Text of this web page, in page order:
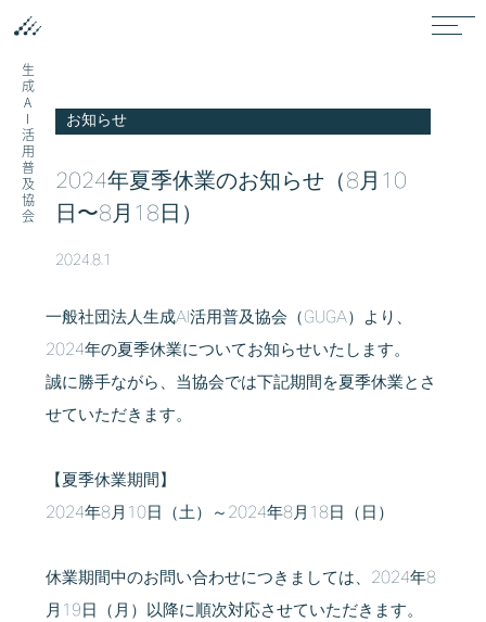
生成AI活用普及協会 お知らせ
2024年夏季休業のお知らせ（8月10
日〜8月18日）
2024.8.1
一般社団法人生成AI活用普及協会（GUGA）より、
2024年の夏季休業についてお知らせいたします。
誠に勝手ながら、当協会では下記期間を夏季休業とさ
せていただきます。
【夏季休業期間】
2024年8月10日（土）～2024年8月18日（日）
休業期間中のお問い合わせにつきましては、2024年8
月19日（月）以降に順次対応させていただきます。